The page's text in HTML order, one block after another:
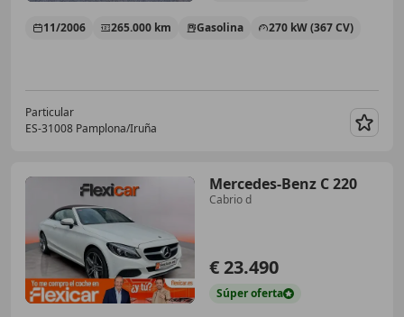
11/2006 265.000 km Gasolina 270 kW (367 CV)
Particular
ES-31008 Pamplona/Iruña
Mercedes-Benz C 220
Cabrio d
€ 23.490
Súperoferta